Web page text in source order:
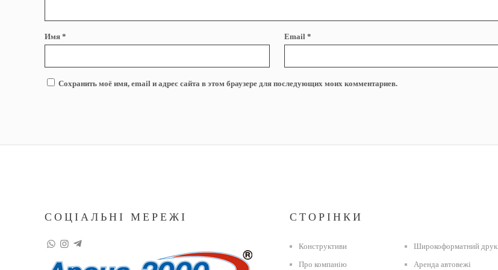
Имя* Email*
Сохранить моё имя, email и адрес сайта в этом браузере для последующих моих комментариев.
СОЦІАЛЬНІ МЕРЕЖІ СТОРІНКИ
Конструктиви
Про компанію
Широкоформатний друк
Аренда автовежі